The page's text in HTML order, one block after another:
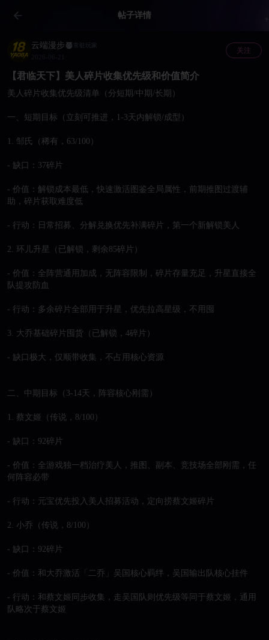
帖子详情
云端漫步 常驻玩家
关注
【君临天下】美人碎片收集优先级和价值简介
美人碎片收集优先级清单（分短期/中期/长期）
一、短期目标（立刻可推进，1-3天内解锁/成型）
1. 邹氏（稀有，63/100）
- 缺口：37碎片
- 价值：解锁成本最低，快速激活图鉴全局属性，前期推图过渡辅
助，碎片获取难度低
- 行动：日常招募、分解兑换优先补满碎片，第一个新解锁美人
2. 环儿升星（已解锁，剩余85碎片）
- 价值：全阵营通用加成，无阵容限制，碎片存量充足，升星直接全
队提攻防血
- 行动：多余碎片全部用于升星，优先拉高星级，不用囤
3. 大乔基础碎片囤货（已解锁，4碎片）
- 缺口极大，仅顺带收集，不占用核心资源
二、中期目标（3-14天，阵容核心刚需）
1. 蔡文姬（传说，8/100）
- 缺口：92碎片
- 价值：全游戏独一档治疗美人，推图、副本、竞技场全部刚需，任
何阵容必带
- 行动：元宝优先投入美人招募活动，定向捞蔡文姬碎片
2. 小乔（传说，8/100）
- 缺口：92碎片
- 价值：和大乔激活「二乔」吴国核心羁绊，吴国输出队核心挂件
- 行动：和蔡文姬同步收集，走吴国队则优先级等同于蔡文姬，通用
队略次于蔡文姬